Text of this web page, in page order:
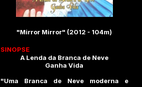
"Mirror Mirror" (2012 - 104m)
SINOPSE
A Lenda da Branca de Neve
Ganha Vida
"Uma Branca de Neve moderna e